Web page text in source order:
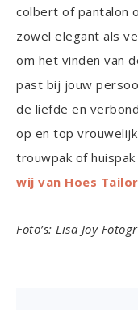
colbert of pantalon
zowel elegant als
om het vinden van
past bij jouw
de liefde en
op en top
trouwpak of huispak
wij van Hoes
Foto’s: Lisa Joy